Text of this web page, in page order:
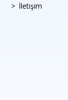
İletişim